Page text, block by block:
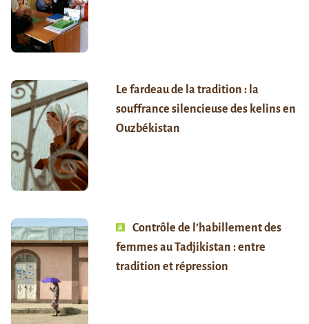
Le fardeau de la tradition : la
souffrance silencieuse des kelins en
Ouzbékistan
Contrôle de l’habillement des
femmes au Tadjikistan : entre
tradition et répression